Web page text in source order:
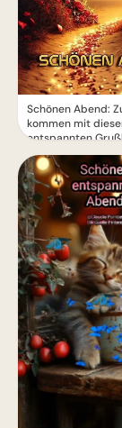
Schönen Abend:
kommen mit
entspannten